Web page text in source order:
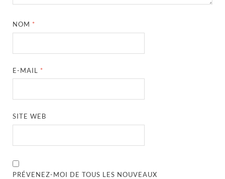
NOM *
E-MAIL *
SITE WEB
PRÉVENEZ-MOI DE TOUS LES NOUVEAUX